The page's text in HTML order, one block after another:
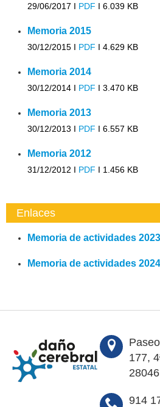
29/06/2017 I PDF I 6.039 KB
Memoria 2015
30/12/2015 I PDF I 4.629 KB
Memoria 2014
30/12/2014 I PDF I 3.470 KB
Memoria 2013
30/12/2013 I PDF I 6.557 KB
Memoria 2012
31/12/2012 I PDF I 1.456 KB
Enlaces
Memoria de actividades 2023
Memoria de actividades 2024
177,
914